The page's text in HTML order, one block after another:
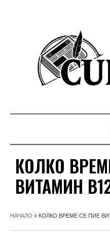
КОЛКО
ВИТАМИН
НАЧАЛО » КОЛКО ВРЕМЕ СЕ ПИЕ